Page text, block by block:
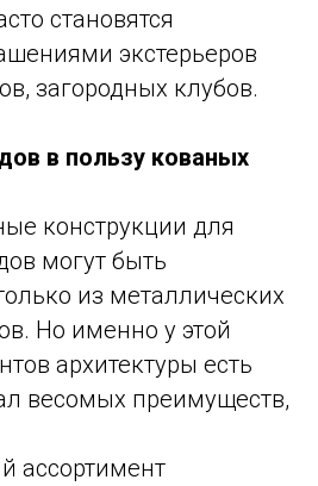
становятся
экстерьеров
загородных клубов.
в пользу кованых
конструкции для
могут быть
из металлических
Но именно у этой
архитектуры есть
весомых преимуществ,
ассортимент